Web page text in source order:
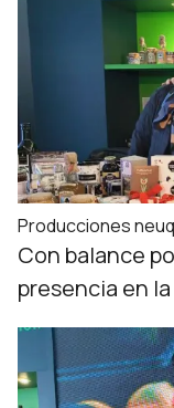
Producciones
Con balance
presencia en